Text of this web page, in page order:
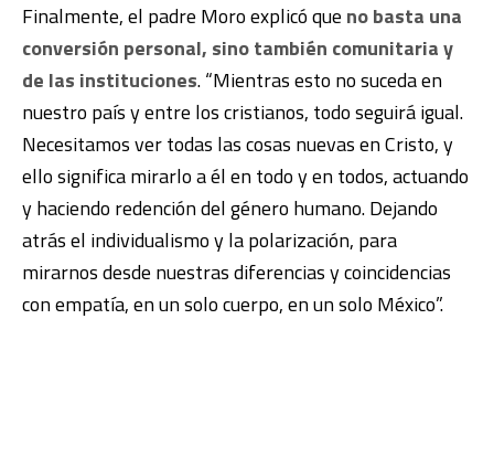
Finalmente, el padre Moro explicó que no basta una
conversión personal, sino también comunitaria y
de las instituciones. “Mientras esto no suceda en
nuestro país y entre los cristianos, todo seguirá igual.
Necesitamos ver todas las cosas nuevas en Cristo, y
ello significa mirarlo a él en todo y en todos, actuando
y haciendo redención del género humano. Dejando
atrás el individualismo y la polarización, para
mirarnos desde nuestras diferencias y coincidencias
con empatía, en un solo cuerpo, en un solo México”.